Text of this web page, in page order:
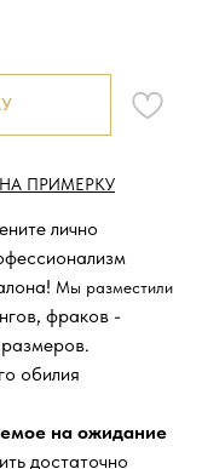
ПРИМЕРКУ
лично
Мы разместили
фраков -
обилия
на ожидание
достаточно